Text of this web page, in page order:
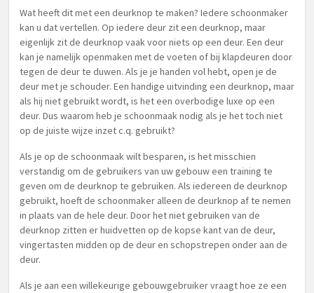
Wat heeft dit met een deurknop te maken? Iedere schoonmaker
kan u dat vertellen. Op iedere deur zit een deurknop, maar
eigenlijk zit de deurknop vaak voor niets op een deur. Een deur
kan je namelijk openmaken met de voeten of bij klapdeuren door
tegen de deur te duwen. Als je je handen vol hebt, open je de
deur met je schouder. Een handige uitvinding een deurknop, maar
als hij niet gebruikt wordt, is het een overbodige luxe op een
deur. Dus waarom heb je schoonmaak nodig als je het toch niet
op de juiste wijze inzet c.q. gebruikt?
Als je op de schoonmaak wilt besparen, is het misschien
verstandig om de gebruikers van uw gebouw een training te
geven om de deurknop te gebruiken. Als iedereen de deurknop
gebruikt, hoeft de schoonmaker alleen de deurknop af te nemen
in plaats van de hele deur. Door het niet gebruiken van de
deurknop zitten er huidvetten op de kopse kant van de deur,
vingertasten midden op de deur en schopstrepen onder aan de
deur.
Als je aan een willekeurige gebouwgebruiker vraagt hoe ze een